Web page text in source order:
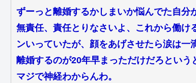
ずーっと離婚するかしまいか悩んでた自分
無責任、責任とりなさいよ、これから働け
ンいっていたが、顔をあげさせたら涙は一
離婚するのが20年早まっただけだろという
マジで神経わからんわ。